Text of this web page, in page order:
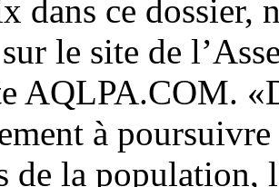
dans ce dossier,
le site de
AQLPA.COM.
à
de la population,